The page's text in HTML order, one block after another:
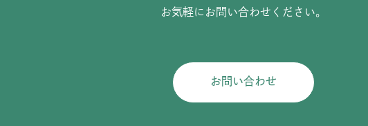
お気軽にお問い合わせください。
お問い合わせ